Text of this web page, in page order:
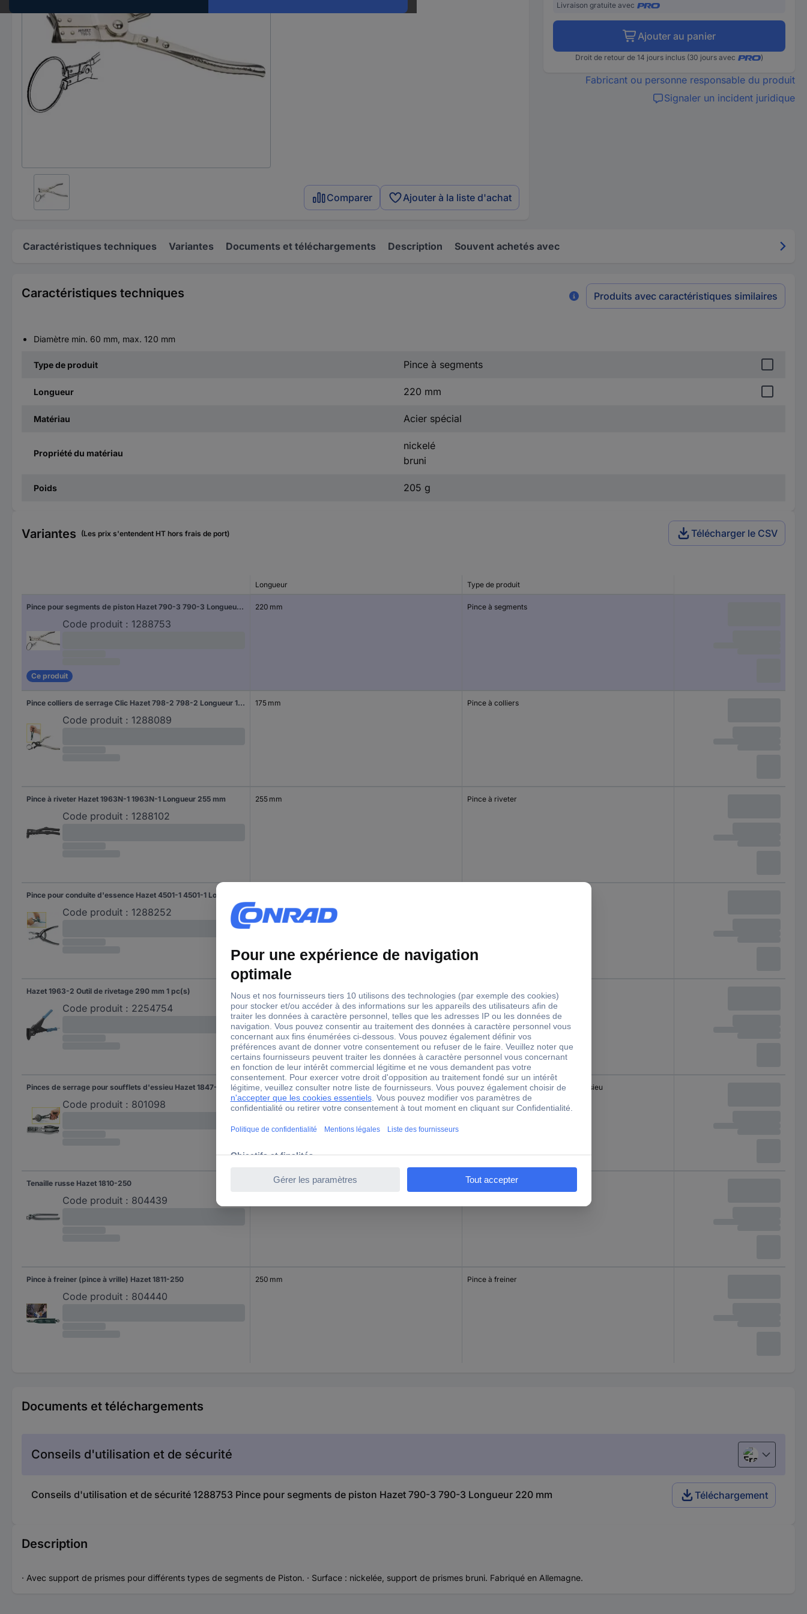
Comparer Ajouter à la liste d'achat
Livraison gratuite avec
Ajouter au panier
Droit de retour de 14 jours inclus (30 jours avec )
Fabricant ou personne responsable du produit
Signaler un incident juridique
Caractéristiques techniques Variantes Documents et téléchargements Description Souvent achetés avec
Caractéristiques techniques Produits avec caractéristiques similaires
Diamètre min. 60 mm, max. 120 mm
Type de produit Pince à segments
Longueur 220 mm
Matériau Acier spécial
Propriété du matériau
nickelé
bruni
Poids 205 g
Variantes (Les prix s'entendent HT hors frais de port) Télécharger le CSV
Longueur Type de produit
Pince pour segments de piston Hazet 790-3 790-3 Longueur 220 mm
Code produit : 1288753
Ce produit
220 mm Pince à segments
Pince colliers de serrage Clic Hazet 798-2 798-2 Longueur 175 mm
Code produit : 1288089
175 mm Pince à colliers
Pince à riveter Hazet 1963N-1 1963N-1 Longueur 255 mm
Code produit : 1288102
255 mm Pince à riveter
Code produit : 1288252
Hazet 1963-2 Outil de rivetage 290 mm 1 pc(s)
Code produit : 2254754
290 mm Outil de rivetage
Pinces de serrage pour soufflets d'essieu Hazet 1847-1
Code produit : 801098
230 mm Pince de serrage pour soufflets d'essieu
Tenaille russe Hazet 1810-250
Code produit : 804439
250 mm Tenaille russe
Pince à freiner (pince à vrille) Hazet 1811-250
Code produit : 804440
250 mm Pince à freiner
Documents et téléchargements
Conseils d'utilisation et de sécurité Français
Conseils d'utilisation et de sécurité 1288753 Pince pour segments de piston Hazet 790-3 790-3 Longueur 220 mm Téléchargement
Description
· Avec support de prismes pour différents types de segments de Piston. · Surface : nickelée, support de prismes bruni. Fabriqué en Allemagne.